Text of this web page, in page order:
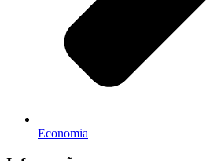
Economia